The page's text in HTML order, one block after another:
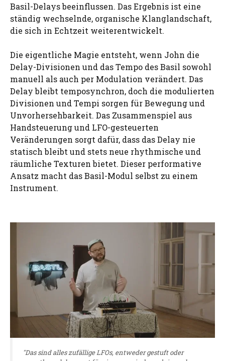
Basil-Delays beeinflussen. Das Ergebnis ist eine
ständig wechselnde, organische Klanglandschaft,
die sich in Echtzeit weiterentwickelt.
Die eigentliche Magie entsteht, wenn John die
Delay-Divisionen und das Tempo des Basil sowohl
manuell als auch per Modulation verändert. Das
Delay bleibt temposynchron, doch die modulierten
Divisionen und Tempi sorgen für Bewegung und
Unvorhersehbarkeit. Das Zusammenspiel aus
Handsteuerung und LFO-gesteuerten
Veränderungen sorgt dafür, dass das Delay nie
statisch bleibt und stets neue rhythmische und
räumliche Texturen bietet. Dieser performative
Ansatz macht das Basil-Modul selbst zu einem
Instrument.
"Das sind alles zufällige LFOs, entweder gestuft oder